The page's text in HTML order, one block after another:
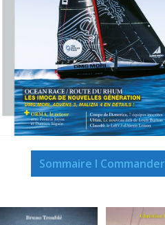
Sommaire I Commander